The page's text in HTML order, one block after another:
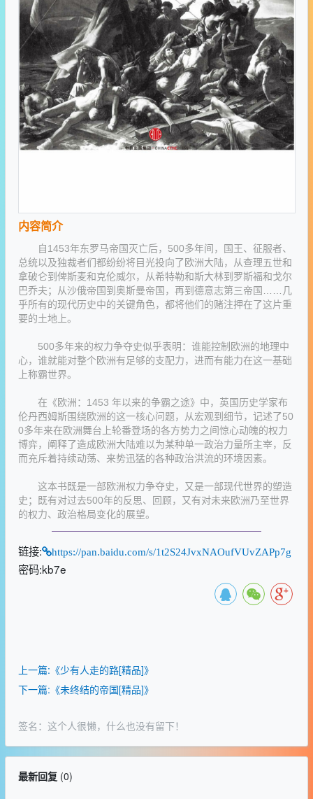
内容简介
自1453年东罗马帝国灭亡后，500多年间，国王、征服者、
总统以及独裁者们都纷纷将目光投向了欧洲大陆，从查理五世和
拿破仑到俾斯麦和克伦威尔，从希特勒和斯大林到罗斯福和戈尔
巴乔夫；从沙俄帝国到奥斯曼帝国，再到德意志第三帝国……几
乎所有的现代历史中的关键角色，都将他们的赌注押在了这片重
要的土地上。
500多年来的权力争夺史似乎表明：谁能控制欧洲的地理中
心，谁就能对整个欧洲有足够的支配力，进而有能力在这一基础
上称霸世界。
在《欧洲：1453 年以来的争霸之途》中，英国历史学家布
伦丹西姆斯围绕欧洲的这一核心问题，从宏观到细节，记述了50
0多年来在欧洲舞台上轮番登场的各方势力之间惊心动魄的权力
博弈，阐释了造成欧洲大陆难以为某种单一政治力量所主宰，反
而充斥着持续动荡、来势迅猛的各种政治洪流的环境因素。
这本书既是一部欧洲权力争夺史，又是一部现代世界的塑造
史；既有对过去500年的反思、回顾，又有对未来欧洲乃至世界
的权力、政治格局变化的展望。
链接: https://pan.baidu.com/s/1t2S24JvxNAOufVUvZAPp7g
密码:kb7e
上一篇:《少有人走的路[精品]》
下一篇:《未终结的帝国[精品]》
签名：这个人很懒，什么也没有留下！
最新回复(0)